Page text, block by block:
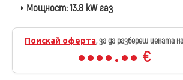
Поискай оферта, за да разбереш цената
€
Мощност:13.8 kW газ